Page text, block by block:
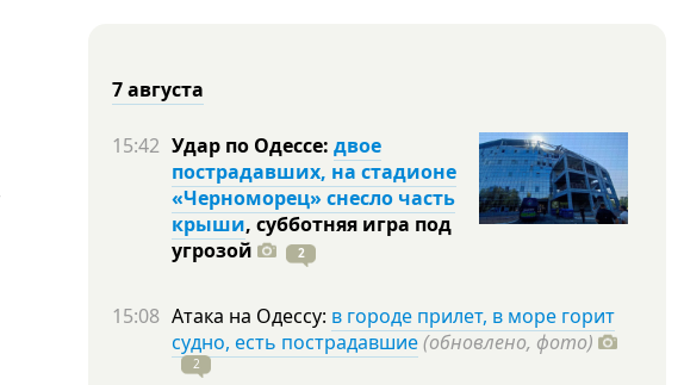
7 августа
15:42 Удар по Одессе: двое
пострадавших, на стадионе
«Черноморец» снесло часть
крыши, субботняя игра под
угрозой
2
15:08 Атака на Одессу: в городе прилет, в море горит
судно, есть пострадавшие(обновлено, фото)
2